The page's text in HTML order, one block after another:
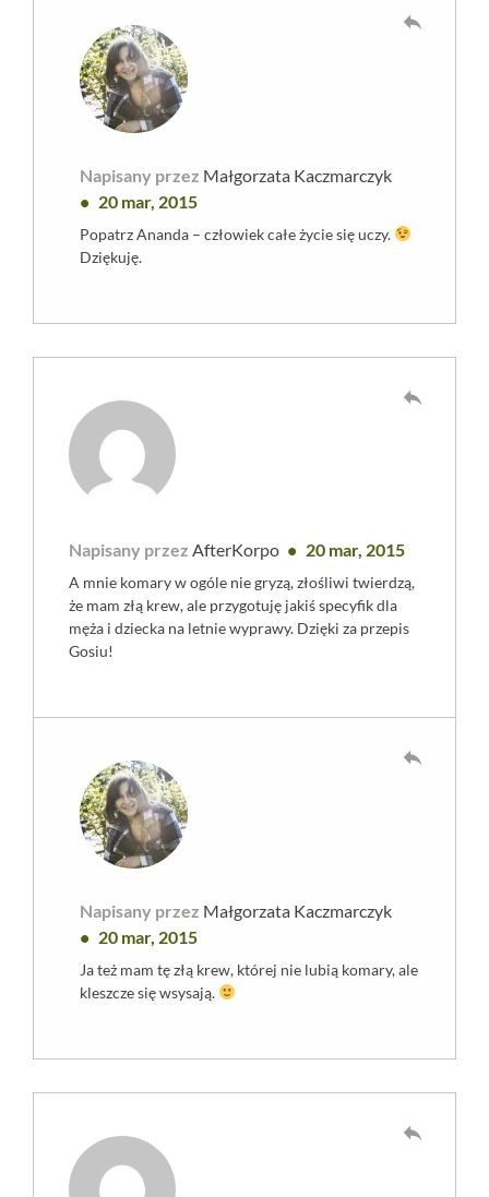
Napisany przez Małgorzata Kaczmarczyk
20 mar, 2015
Popatrz Ananda – człowiek całe życie się uczy.
Dziękuję.
reply
Napisany przez AfterKorpo 20 mar, 2015
A mnie komary w ogóle nie gryzą, złośliwi twierdzą,
że mam złą krew, ale przygotuję jakiś specyfik dla
męża i dziecka na letnie wyprawy. Dzięki za przepis
Gosiu!
reply
Napisany przez Małgorzata Kaczmarczyk
20 mar, 2015
Ja też mam tę złą krew, której nie lubią komary, ale
kleszcze się wsysają.
reply
reply